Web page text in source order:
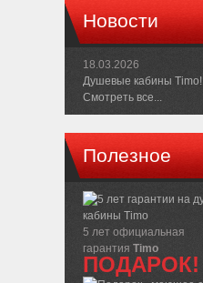
Новости
18.03.2026
Душевые кабины Timo!
Смотреть все...
Полезное
5 лет официальная
гарантия Timo
ПОДАРОК!